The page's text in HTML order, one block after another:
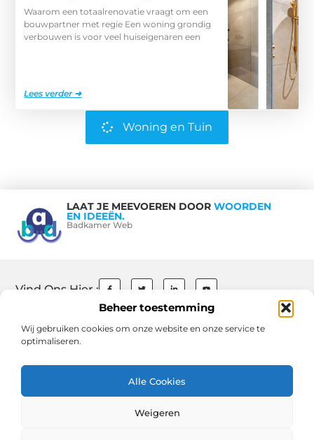
Beheer toestemming
Wij gebruiken cookies om onze website en onze service te
optimaliseren.
Alle Cookies
Weigeren
Waarom een totaalrenovatie vraagt om een
bouwpartner met regie Een woning grondig
verbouwen is voor veel huiseigenaren een
Lees verder ➜
Woning en Tuin
LAAT JE MEEVOEREN DOOR WOORDEN
EN IDEEËN.
Badkamer Web
Vind Ons Hier :
Website index Cookiebeleid (EU)
Goede Backlinks: De Sleutel tot Succesvolle SEO en Hogere Rankings
Geld Verdienen via Internet: Jouw Gids naar Online Inkomen en Vrijheid